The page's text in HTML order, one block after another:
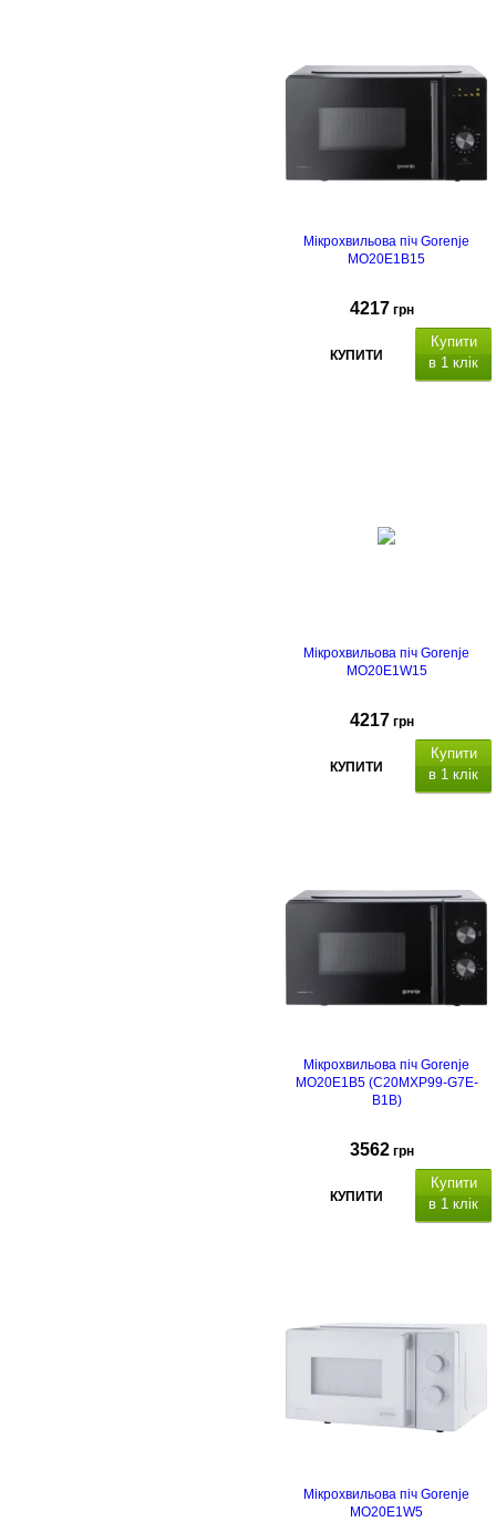
Мікрохвильова піч Gorenje
MO20E1B15
4217 грн
КУПИТИ
Купити
в 1 клік
Мікрохвильова піч Gorenje
MO20E1W15
4217 грн
КУПИТИ
Купити
в 1 клік
Мікрохвильова піч Gorenje
MO20E1B5 (C20MXP99-G7E-
B1B)
3562 грн
КУПИТИ
Купити
в 1 клік
Мікрохвильова піч Gorenje
MO20E1W5